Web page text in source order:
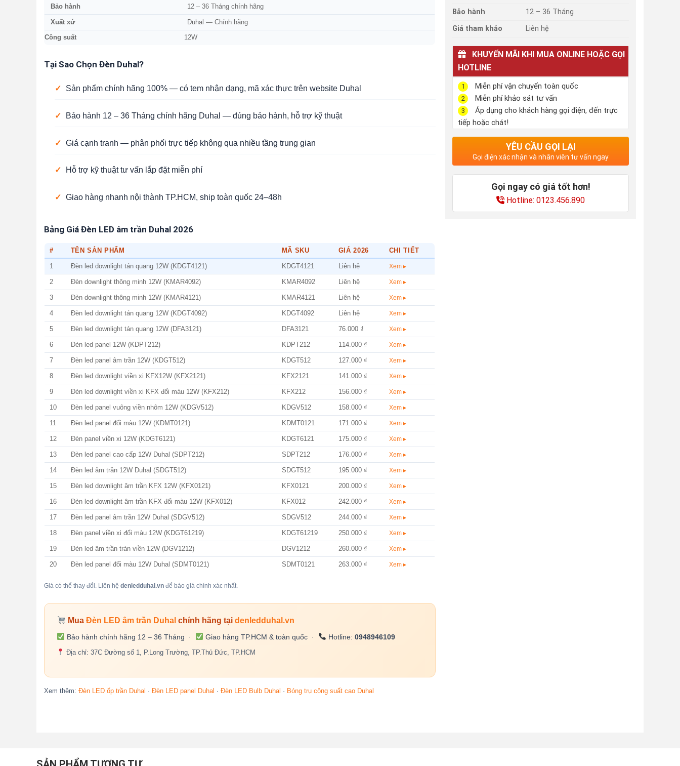
Bảo hành 12 – 36 Tháng chính hãng
Xuất xứ Duhal — Chính hãng
Công suất 12W
Tại Sao Chọn Đèn Duhal?
✓ Sản phẩm chính hãng 100% — có tem nhận dạng, mã xác thực trên website Duhal
✓ Bảo hành 12 – 36 Tháng chính hãng Duhal — đúng bảo hành, hỗ trợ kỹ thuật
✓ Giá cạnh tranh — phân phối trực tiếp không qua nhiều tầng trung gian
✓ Hỗ trợ kỹ thuật tư vấn lắp đặt miễn phí
✓ Giao hàng nhanh nội thành TP.HCM, ship toàn quốc 24–48h
Bảng Giá Đèn LED âm trần Duhal 2026
# TÊN SẢN PHẨM MÃ SKU GIÁ 2026 CHI TIẾT
1 Đèn led downlight tán quang 12W (KDGT4121) KDGT4121 Liên hệ Xem ▸
2 Đèn downlight thông minh 12W (KMAR4092) KMAR4092 Liên hệ Xem ▸
3 Đèn downlight thông minh 12W (KMAR4121) KMAR4121 Liên hệ Xem ▸
4 Đèn led downlight tán quang 12W (KDGT4092) KDGT4092 Liên hệ Xem ▸
5 Đèn led downlight tán quang 12W (DFA3121) DFA3121 76.000 ₫ Xem ▸
6 Đèn led panel 12W (KDPT212) KDPT212 114.000 ₫ Xem ▸
7 Đèn led panel âm trần 12W (KDGT512) KDGT512 127.000 ₫ Xem ▸
8 Đèn led downlight viền xi KFX12W (KFX2121) KFX2121 141.000 ₫ Xem ▸
9 Đèn led downlight viền xi KFX đổi màu 12W (KFX212) KFX212 156.000 ₫ Xem ▸
10 Đèn led panel vuông viền nhôm 12W (KDGV512) KDGV512 158.000 ₫ Xem ▸
11 Đèn led panel đổi màu 12W (KDMT0121) KDMT0121 171.000 ₫ Xem ▸
12 Đèn panel viền xi 12W (KDGT6121) KDGT6121 175.000 ₫ Xem ▸
13 Đèn led panel cao cấp 12W Duhal (SDPT212) SDPT212 176.000 ₫ Xem ▸
14 Đèn led âm trần 12W Duhal (SDGT512) SDGT512 195.000 ₫ Xem ▸
15 Đèn led downlight âm trần KFX 12W (KFX0121) KFX0121 200.000 ₫ Xem ▸
16 Đèn led downlight âm trần KFX đổi màu 12W (KFX012) KFX012 242.000 ₫ Xem ▸
17 Đèn led panel âm trần 12W Duhal (SDGV512) SDGV512 244.000 ₫ Xem ▸
18 Đèn panel viền xi đổi màu 12W (KDGT61219) KDGT61219 250.000 ₫ Xem ▸
19 Đèn led âm trần tràn viền 12W (DGV1212) DGV1212 260.000 ₫ Xem ▸
20 Đèn led panel đổi màu 12W Duhal (SDMT0121) SDMT0121 263.000 ₫ Xem ▸
Giá có thể thay đổi. Liên hệ denledduhal.vnđể báo giá chính xác nhất.
MuaĐèn LED âm trần Duhal chính hãng tạidenledduhal.vn
Bảo hành chính hãng 12 – 36 Tháng · Giao hàng TP.HCM & toàn quốc · Hotline: 0948946109
Địa chỉ: 37C Đường số 1, P.Long Trường, TP.Thủ Đức, TP.HCM
Xem thêm: Đèn LED ốp trần Duhal · Đèn LED panel Duhal · Đèn LED Bulb Duhal · Bóng trụ công suất cao Duhal
Bảo hành
12 – 36 Tháng
Giá tham khảo
Liên hệ
KHUYẾN MÃI KHI MUA ONLINE HOẶC GỌI
HOTLINE
1 Miễn phí vận chuyển toàn quốc
2 Miễn phí khảo sát tư vấn
3
Áp dụng cho khách hàng gọi điện, đến trực
tiếp hoặc chát!
YÊU CẦU GỌI LẠI
Gọi điện xác nhận và nhân viên tư vấn ngay
Gọi ngay có giá tốt hơn!
Hotline: 0123.456.890